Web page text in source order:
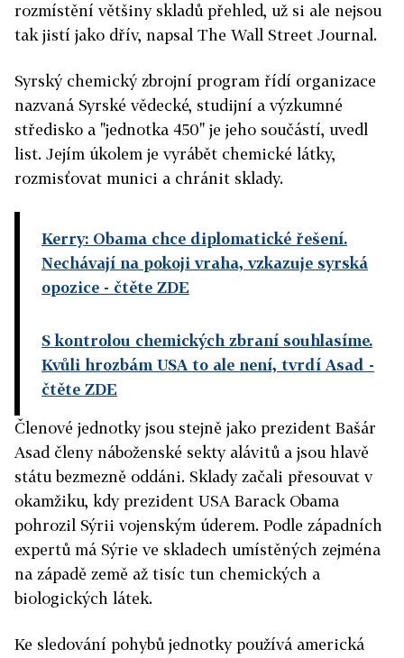
rozmístění většiny skladů přehled, už si ale nejsou
tak jistí jako dřív, napsal The Wall Street Journal.
Syrský chemický zbrojní program řídí organizace
nazvaná Syrské vědecké, studijní a výzkumné
středisko a "jednotka 450" je jeho součástí, uvedl
list. Jejím úkolem je vyrábět chemické látky,
rozmisťovat munici a chránit sklady.
Kerry: Obama chce diplomatické řešení.
Nechávají na pokoji vraha, vzkazuje syrská
opozice - čtěte ZDE
S kontrolou chemických zbraní souhlasíme.
Kvůli hrozbám USA to ale není, tvrdí Asad -
čtěte ZDE
Členové jednotky jsou stejně jako prezident Bašár
Asad členy náboženské sekty alávitů a jsou hlavě
státu bezmezně oddáni. Sklady začali přesouvat v
okamžiku, kdy prezident USA Barack Obama
pohrozil Sýrii vojenským úderem. Podle západních
expertů má Sýrie ve skladech umístěných zejména
na západě země až tisíc tun chemických a
biologických látek.
Ke sledování pohybů jednotky používá americká